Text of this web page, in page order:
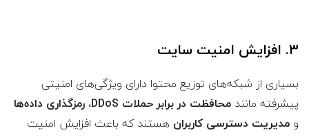
۳. افزایش امنیت سایت
بسیاری از شبکه‌های توزیع محتوا دارای ویژگی‌های امنیتی
پیشرفته مانند محافظت در برابر حملات DDoS ، رمزگذاری داده‌ها
و مدیریت دسترسی کاربران هستند که باعث افزایش امنیت